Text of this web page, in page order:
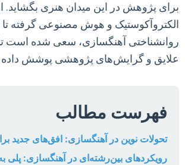
برای پژوهش در این میدان هنری بگشاید.
الکتروآکوستیک و هوش مصنوعی گرفته تا
روانشناختی آهنگسازی، سعی شده است
علایق و گرایش‌های پژوهشی پوشش
فهرست مطالب
تحولات نوین در آهنگسازی: افق‌های جدید
رویکردهای بین‌رشته‌ای در آهنگسازی: پلی